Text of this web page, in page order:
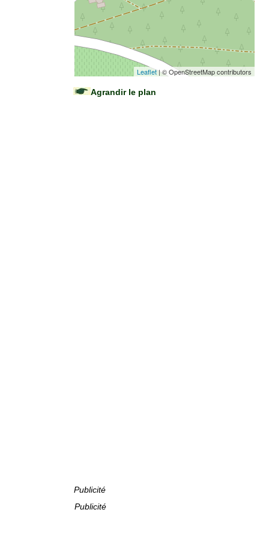
Leaflet| © OpenStreetMap contributors
Agrandir le plan
Publicité
Publicité